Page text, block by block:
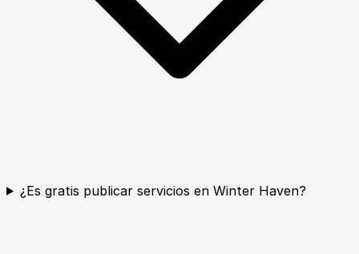
¿Es gratis publicar servicios en Winter Haven?